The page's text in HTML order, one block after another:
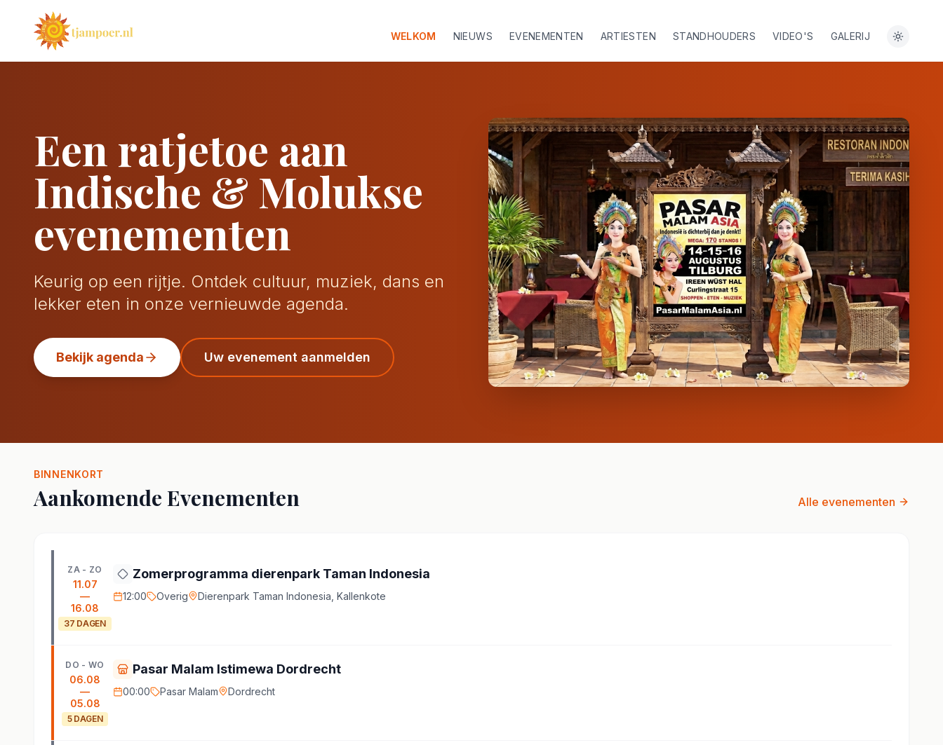
WELKOM NIEUWS EVENEMENTEN ARTIESTEN STANDHOUDERS VIDEO'S GALERIJ
Een ratjetoe aan
Indische & Molukse
evenementen
Keurig op een rijtje. Ontdek cultuur, muziek, dans en
lekker eten in onze vernieuwde agenda.
Bekijk agenda Uw evenement aanmelden
BINNENKORT
Aankomende Evenementen Alle evenementen
ZA - ZO
11.07
—
16.08
37 DAGEN
Zomerprogramma dierenpark Taman Indonesia
12:00 Overig Dierenpark Taman Indonesia, Kallenkote
DO - WO
06.08
—
05.08
5DAGEN
Pasar Malam Istimewa Dordrecht
00:00 Pasar Malam Dordrecht